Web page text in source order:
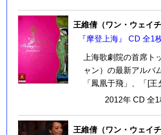
王維倩（ワン・ウェイチ
『摩登上海』 CD 全1
上海歌劇院の首席ト
ャン）の最新アルバ
「鳳凰于飛」、「[
2012年 CD 全1
王維倩（ワン・ウェイチ